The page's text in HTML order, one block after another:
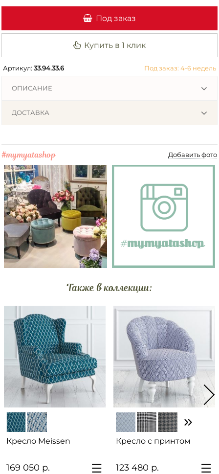
Под заказ
Купить в 1 клик
Артикул:33.94.33.6 Под заказ: 4-6 недель
ОПИСАНИЕ
ДОСТАВКА
#mymyatashop Добавить фото
Также в коллекции:
Кресло Meissen
169 050 р.
Кресло с принтом
123 480 р.